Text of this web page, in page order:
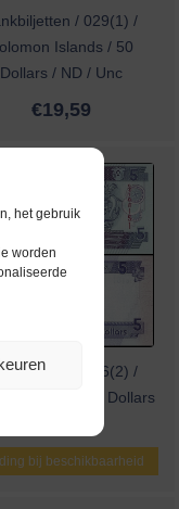
het gebruik
worden
/ 029(1) /
Islands / 50
Dollars / ND / Unc
€19,59
/ 026(2) /
Islands / 5 Dollars
bij beschikbaarheid